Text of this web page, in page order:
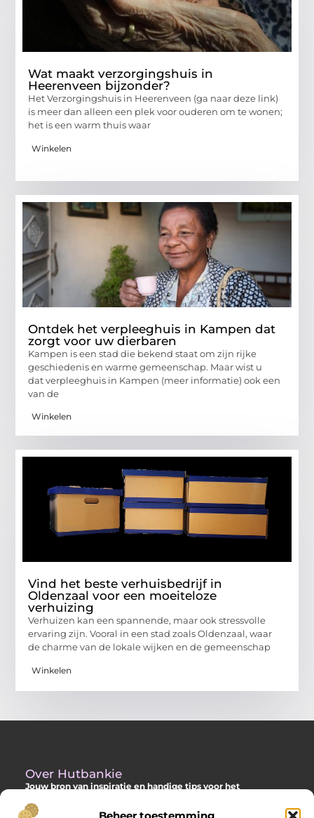
Wat maakt verzorgingshuis in
Heerenveen bijzonder?
Het Verzorgingshuis in Heerenveen (ga naar deze link)
is meer dan alleen een plek voor ouderen om te wonen;
het is een warm thuis waar
Winkelen
Ontdek het verpleeghuis in Kampen dat
zorgt voor uw dierbaren
Kampen is een stad die bekend staat om zijn rijke
geschiedenis en warme gemeenschap. Maar wist u
dat verpleeghuis in Kampen (meer informatie) ook een
van de
Winkelen
Vind het beste verhuisbedrijf in
Oldenzaal voor een moeiteloze
verhuizing
Verhuizen kan een spannende, maar ook stressvolle
ervaring zijn. Vooral in een stad zoals Oldenzaal, waar
de charme van de lokale wijken en de gemeenschap
Winkelen
Over Hutbankie
Jouw bron van inspiratie en handige tips voor het